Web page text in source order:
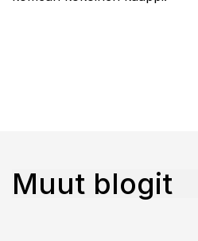
Muut blogit